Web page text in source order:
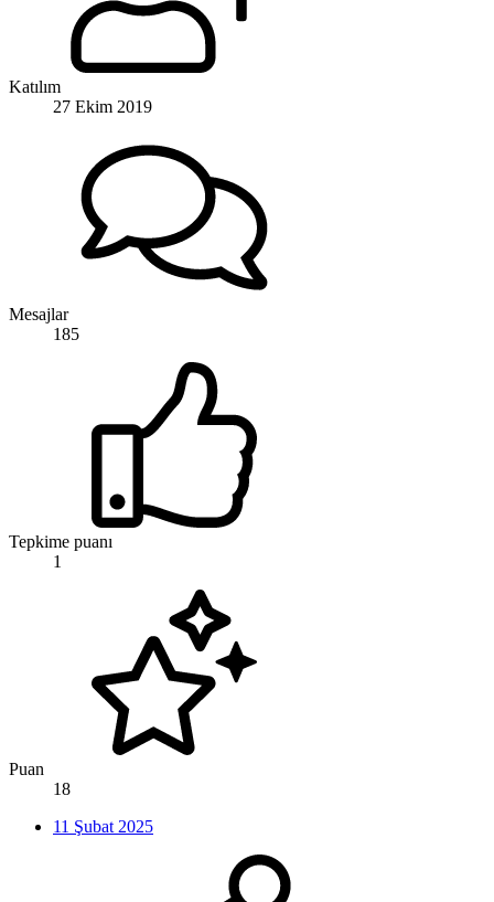
Katılım
27 Ekim 2019
Mesajlar
185
Tepkime puanı
1
Puan
18
11 Şubat 2025